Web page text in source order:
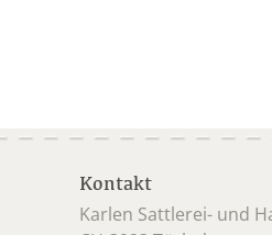
Kontakt
Karlen Sattlerei- und